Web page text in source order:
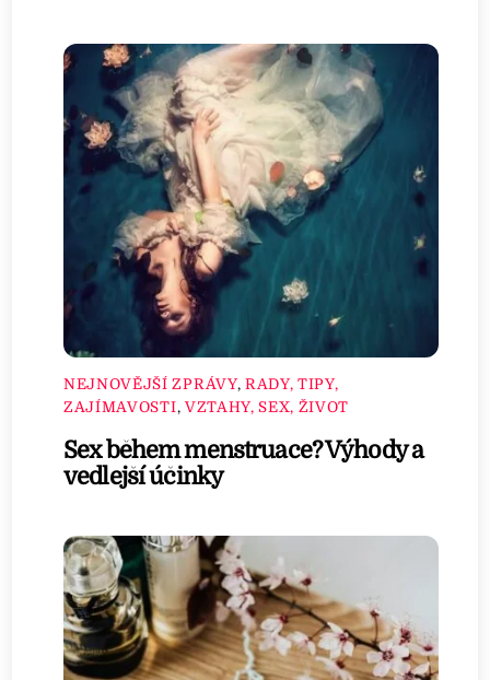
NEJNOVĚJŠÍ ZPRÁVY, RADY, TIPY,
ZAJÍMAVOSTI, VZTAHY, SEX, ŽIVOT
Sex během menstruace? Výhody a
vedlejší účinky